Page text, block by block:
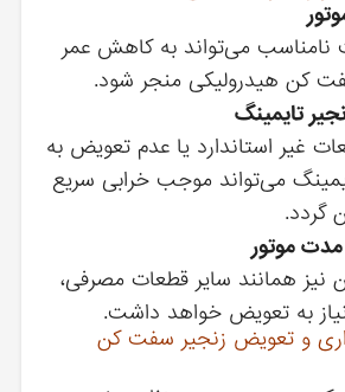
نامناسب می‌تواند به کاهش عمر
کن هیدرولیکی منجر شود.
تایمینگ
غیر استاندارد یا عدم تعویض به
می‌تواند موجب خرابی سریع
گردد.
مدت موتور
همانند سایر قطعات مصرفی،
به تعویض خواهد داشت.
و تعویض زنجیر سفت کن